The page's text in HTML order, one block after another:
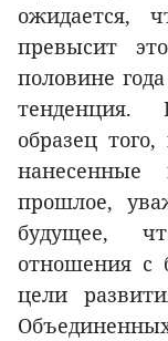
ожидается,
превысит
половине
тенденция.
образец
нанесенные
прошлое,
будущее,
отношения с
цели